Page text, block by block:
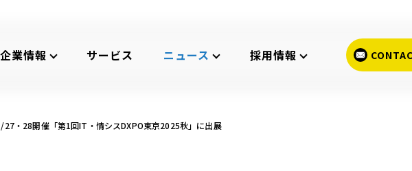
企業情報 サービス ニュース 採用情報
・28開催「第1回IT・情シスDXPO東京2025秋」に出展